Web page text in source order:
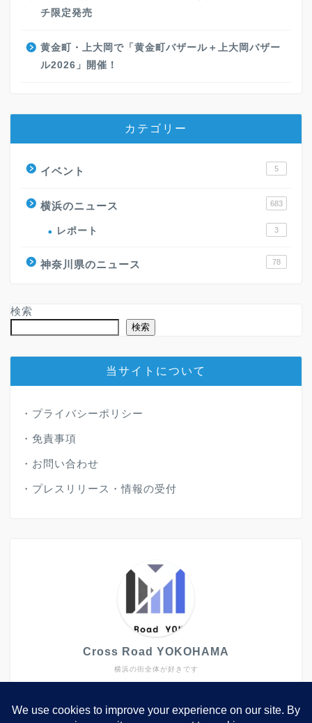
チ限定発売
黄金町・上大岡で「黄金町バザール＋上大岡バザー
ル2026」開催！
カテゴリー
イベント 5
横浜のニュース 683
レポート 3
神奈川県のニュース 78
検索
検索
当サイトについて
・ プライバシーポリシー
・ 免責事項
・ お問い合わせ
・ プレスリリース・情報の受付
横浜の街全体が好きです
Cross Road YOKOHAMA
なトピックスも発信していきたいと思ってします。
2006年から2022年まで、西区や中区で生活していまし